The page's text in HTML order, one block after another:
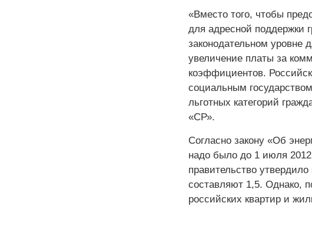
«Вместо того, чтобы
для адресной поддержки
законодательном уровне
увеличение платы за
коэффициентов.
социальным
льготных категорий
«СР».
Согласно закону «Об
надо было до 1 июля 2012
правительство
составляют 1,5. Однако,
российских квартир и